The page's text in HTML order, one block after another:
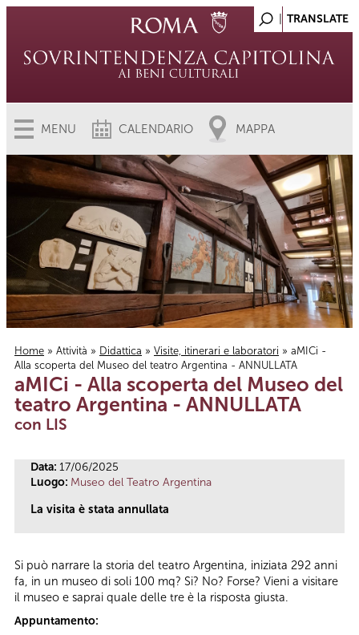
MENU CALENDARIO MAPPA
Tu sei qui
Home » Attività » Didattica » Visite, itinerari e laboratori » aMICi -
Alla scoperta del Museo del teatro Argentina - ANNULLATA
aMICi - Alla scoperta del Museo del
teatro Argentina - ANNULLATA
con LIS
Data: 17/06/2025
Luogo: Museo del Teatro Argentina
La visita è stata annullata
Si può narrare la storia del teatro Argentina, iniziata 292 anni
fa, in un museo di soli 100 mq? Si? No? Forse? Vieni a visitare
il museo e saprai quale delle tre è la risposta giusta.
Appuntamento: